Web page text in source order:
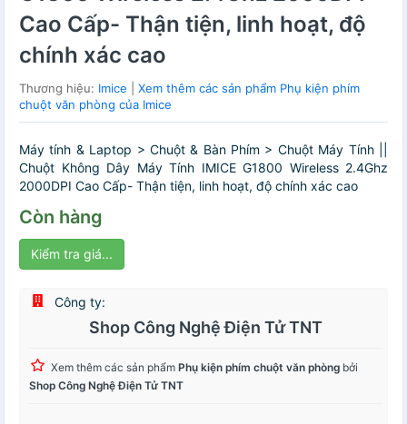
Cao Cấp- Thận tiện, linh hoạt, độ
chính xác cao
Thương hiệu: Imice
Xem thêm các sản phẩm Phụ kiện phím
chuột văn phòng của Imice
Máy tính & Laptop > Chuột & Bàn Phím > Chuột Máy Tính ||
Chuột Không Dây Máy Tính IMICE G1800 Wireless 2.4Ghz
2000DPI Cao Cấp- Thận tiện, linh hoạt, độ chính xác cao
Còn hàng
Kiểm tra giá...
Công ty:
Shop Công Nghệ Điện Tử TNT
Xem thêm các sản phẩm Phụ kiện phím chuột văn phòng bởi
Shop Công Nghệ Điện Tử TNT